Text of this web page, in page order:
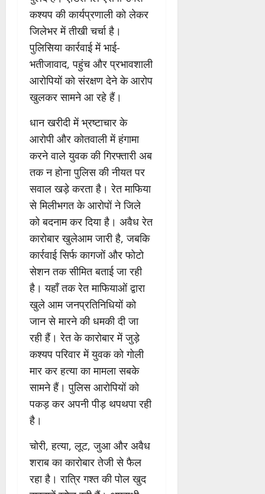
कश्यप की कार्यप्रणाली को लेकर
जिलेभर में तीखी चर्चा है।
पुलिसिया कार्रवाई में भाई-
भतीजावाद, पहुंच और प्रभावशाली
आरोपियों को संरक्षण देने के आरोप
खुलकर सामने आ रहे हैं।
धान खरीदी में भ्रष्टाचार के
आरोपी और कोतवाली में हंगामा
करने वाले युवक की गिरफ्तारी अब
तक न होना पुलिस की नीयत पर
सवाल खड़े करता है। रेत माफिया
से मिलीभगत के आरोपों ने जिले
को बदनाम कर दिया है। अवैध रेत
कारोबार खुलेआम जारी है, जबकि
कार्रवाई सिर्फ कागजों और फोटो
सेशन तक सीमित बताई जा रही
है। यहाँ तक रेत माफियाओं द्वारा
खुले आम जनप्रतिनिधियों को
जान से मारने की धमकी दी जा
रही हैं। रेत के कारोबार में जुड़े
कश्यप परिवार में युवक को गोली
मार कर हत्या का मामला सबके
सामने हैं। पुलिस आरोपियों को
पकड़ कर अपनी पीड़ थपथपा रही
है।
चोरी, हत्या, लूट, जुआ और अवैध
शराब का कारोबार तेजी से फैल
रहा है। रात्रि गश्त की पोल खुद